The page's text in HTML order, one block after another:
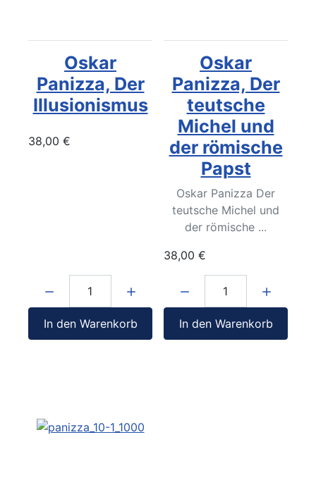
Oskar
Panizza, Der
Illusionismus
38,00 €
In den Warenkorb
Oskar
Panizza, Der
teutsche
Michel und
der römische
Papst
Oskar Panizza Der
teutsche Michel und
der römische ...
38,00 €
In den Warenkorb